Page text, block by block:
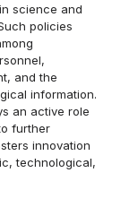
science and
policies
and the
information.
an active role
further
innovation
technological,